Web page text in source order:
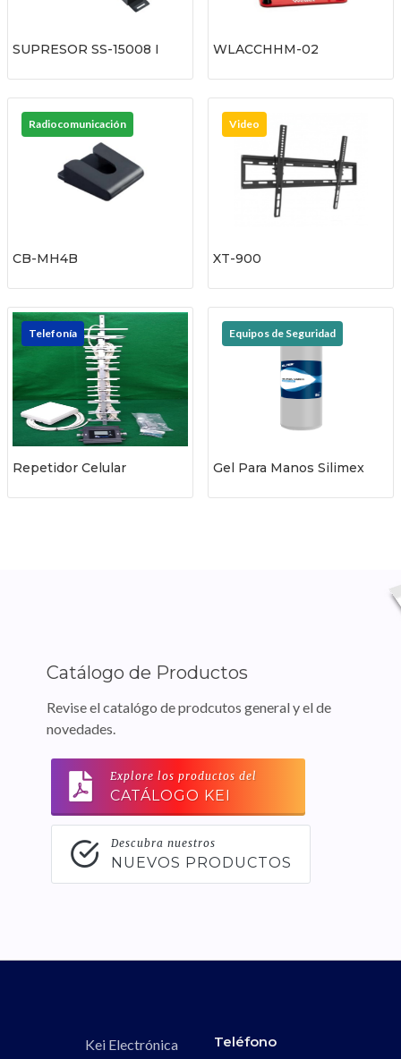
SUPRESOR SS-15008 I WLACCHHM-02
Radiocomunicación
CB-MH4B
Video
XT-900
Telefonía
Repetidor Celular
Equipos de Seguridad
Gel Para Manos Silimex
Catálogo de Productos
Revise el catalógo de prodcutos general y el de
novedades.
Explore los productos del
CATÁLOGO KEI
Descubra nuestros
NUEVOS PRODUCTOS
Kei Electrónica
Teléfono